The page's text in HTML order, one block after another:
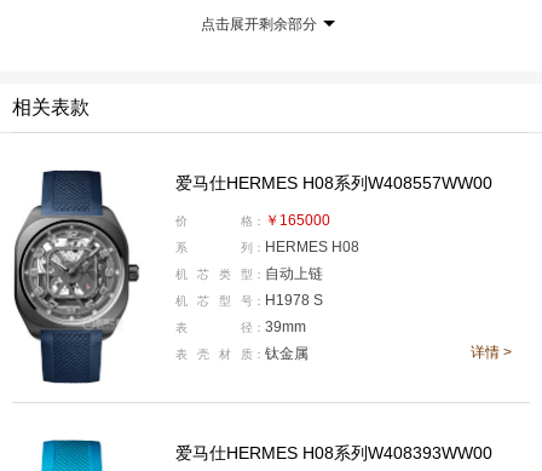
Hermès H08 Squelette镂空腕表延续其介于方圆之间的
机械结构。若隐若现的线条与齿轮，将目光引向全新的爱
组装、彼此交叠，邀人遨游于时间的立体结构之中。Her
mès H08 Squelette镂空腕表搭配立体“编织”纹理的橡胶表
带，其色调与两款腕表的专属配色相呼应。蓝色表款的时
标涂覆蓝色的Super-LumiNova®夜光涂层，强化与表盘颜
色的对比效果，也让整枚腕表的几何感设计更为鲜明。
点击展开剩余部分
相关表款
爱马仕HERMES H08系列W408557WW00
价 格： ￥165000
系 列： HERMES H08
机 芯 类 型： 自动上链
机 芯 型 号： H1978 S
表 径： 39mm
表 壳 材 质： 钛金属 详情 >
爱马仕HERMES H08系列W408393WW00